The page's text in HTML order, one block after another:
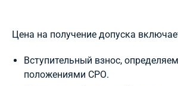
Цена на получение допуска
Вступительный взнос,
положениями СРО.